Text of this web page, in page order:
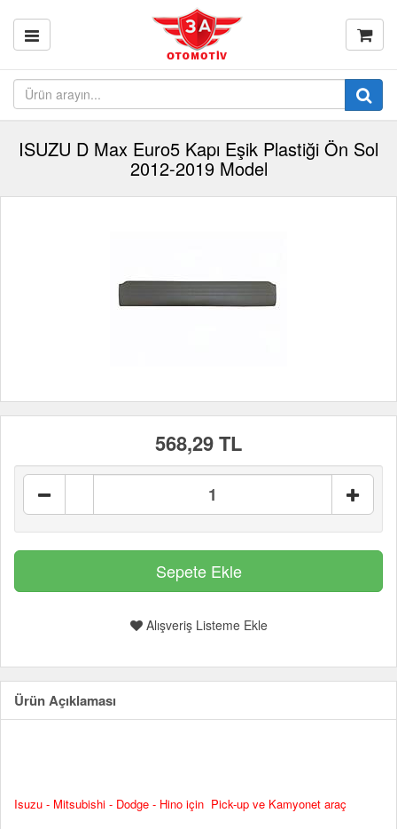
ISUZU D Max Euro5 Kapı Eşik Plastiği Ön Sol
2012-2019 Model
568,29 TL
Alışveriş Listeme Ekle
Ürün Açıklaması
Isuzu - Mitsubishi - Dodge - Hino için Pick-up ve Kamyonet araç